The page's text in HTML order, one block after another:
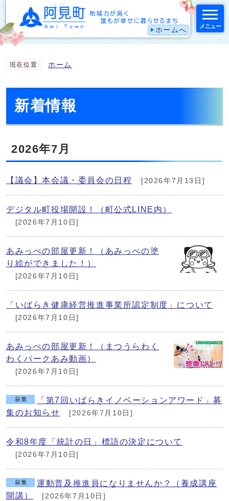
ホームへ メニュー
現在位置 ホーム
新着情報
2026年7月
【議会】本会議・委員会の日程 [2026年7月13日]
デジタル町役場開設！（町公式LINE内）
[2026年7月10日]
あみっぺの部屋更新！（あみっぺの塗
り絵ができました！）
[2026年7月10日]
「いばらき健康経営推進事業所認定制度」について
[2026年7月10日]
あみっぺの部屋更新！（まつうらわく
わくパークあみ動画）
[2026年7月10日]
「第7回いばらきイノベーションアワード」募
集のお知らせ
[2026年7月10日]
令和8年度「統計の日」標語の決定について
[2026年7月10日]
運動普及推進員になりませんか？（養成講座
開講）
[2026年7月10日]